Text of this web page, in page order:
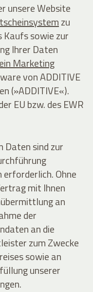
unsere Website
zu
Kaufs sowie zur
Ihrer Daten
Marketing
von ADDITIVE
(»ADDITIVE«).
EU bzw. des EWR
Daten sind zur
Ohne
mit Ihnen
an
der
an die
zum Zwecke
sowie an
unserer